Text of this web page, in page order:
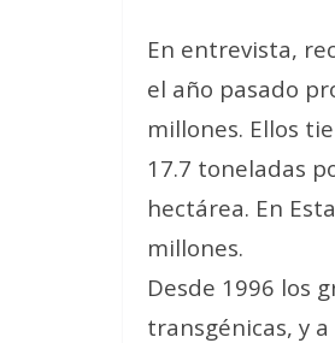
En entrevista,
el año pasado
millones. Ellos
17.7 toneladas
hectárea. En
millones.
Desde 1996 los
transgénicas, y